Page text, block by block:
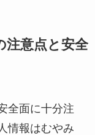
注意点と安全
全面に十分注
情報はむやみ